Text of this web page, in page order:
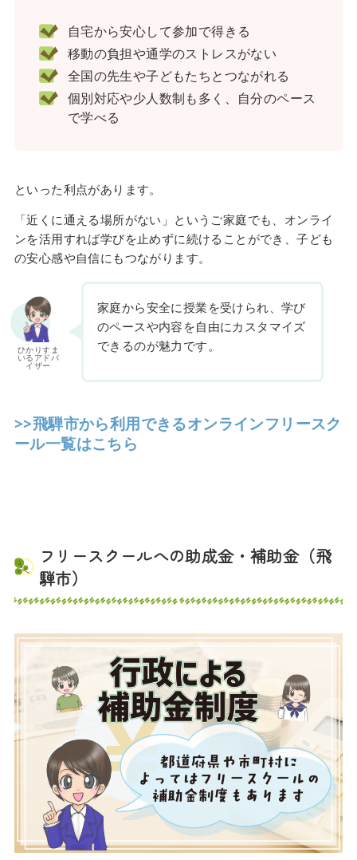
自宅から安心して参加で得きる
移動の負担や通学のストレスがない
全国の先生や子どもたちとつながれる
個別対応や少人数制も多く、自分のペース
で学べる
といった利点があります。
「近くに通える場所がない」というご家庭でも、オンライ
ンを活用すれば学びを止めずに続けることができ、子ども
の安心感や自信にもつながります。
ひかりすま
いるアドバ
イザー
家庭から安全に授業を受けられ、学び
のペースや内容を自由にカスタマイズ
できるのが魅力です。
>>飛騨市から利用できるオンラインフリースク
ール一覧はこちら
フリースクールへの助成金・補助金（飛
騨市）